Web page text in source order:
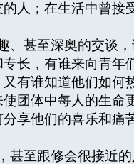
人；在生活中曾
甚至深奥的交谈
长，有谁来向青年
有谁知道他们如何
团体中每人的生
享他们的喜乐和痛
至跟修会很接近